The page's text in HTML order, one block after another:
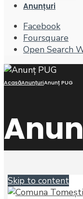
Anunțuri
Facebook
Foursquare
Open Search
AcasăAnunțuriAnunț PUG